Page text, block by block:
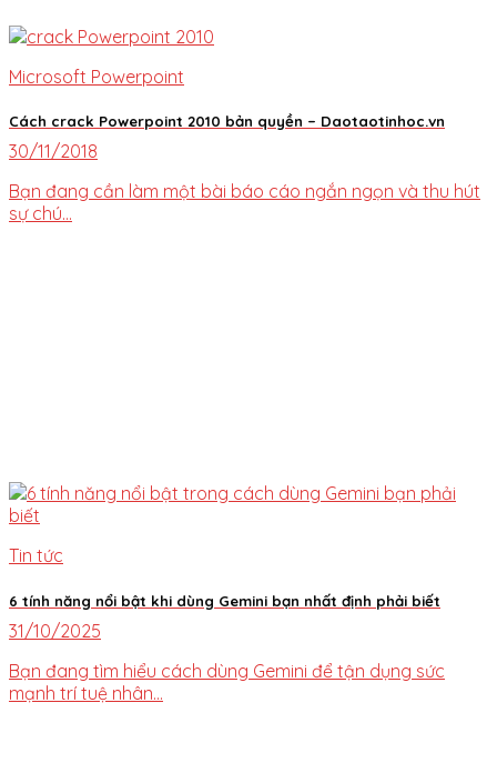
Microsoft Powerpoint
Cách crack Powerpoint 2010 bản quyền – Daotaotinhoc.vn
30/11/2018
Bạn đang cần làm một bài báo cáo ngắn ngọn và thu hút
sự chú...
Tin tức
6 tính năng nổi bật khi dùng Gemini bạn nhất định phải biết
31/10/2025
Bạn đang tìm hiểu cách dùng Gemini để tận dụng sức
mạnh trí tuệ nhân...